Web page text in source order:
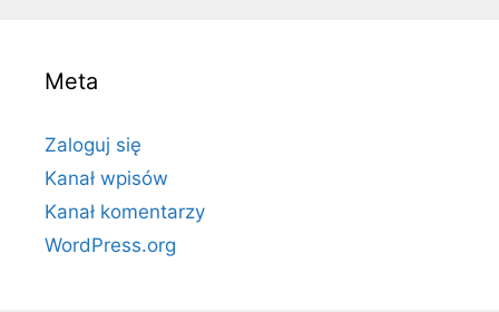
Meta
Zaloguj się
Kanał wpisów
Kanał komentarzy
WordPress.org